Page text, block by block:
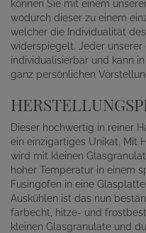
können Sie mit einem
wodurch dieser zu einem
welcher die Individualität
widerspiegelt. Jeder
individualisierbar und kann
ganz persönlichen
Dieser hochwertig in reiner
ein einzigartiges Unikat. Mit
wird mit kleinen
hoher Temperatur in einem
Fusingofen in eine
Auskühlen ist das nun
farbecht, hitze- und
kleinen Glasgranulate und